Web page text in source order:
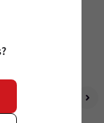
Aperitivos